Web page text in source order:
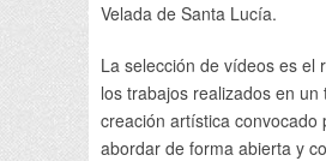
Velada de Santa Lucía.
La selección de vídeos es el
los trabajos realizados en un
creación artística convocado
abordar de forma abierta y